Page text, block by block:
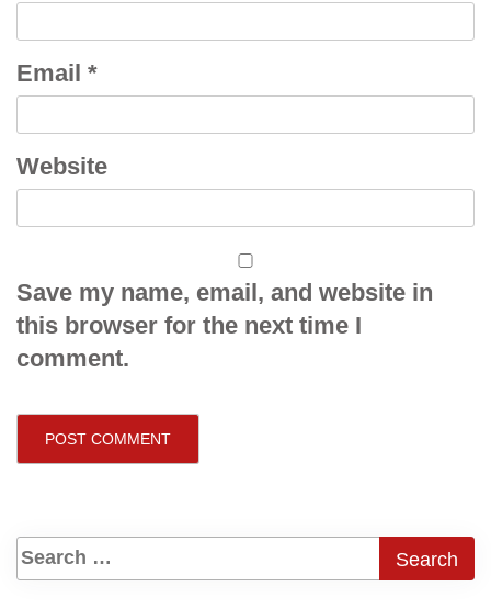
Email *
Website
Save my name, email, and website in
this browser for the next time I
comment.